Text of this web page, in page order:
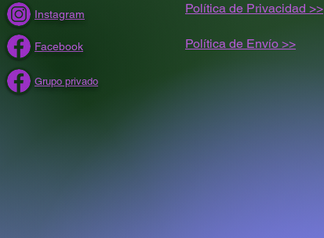
Instagram
Facebook
Grupo privado
Política de Privacidad >>
Política de Envío >>